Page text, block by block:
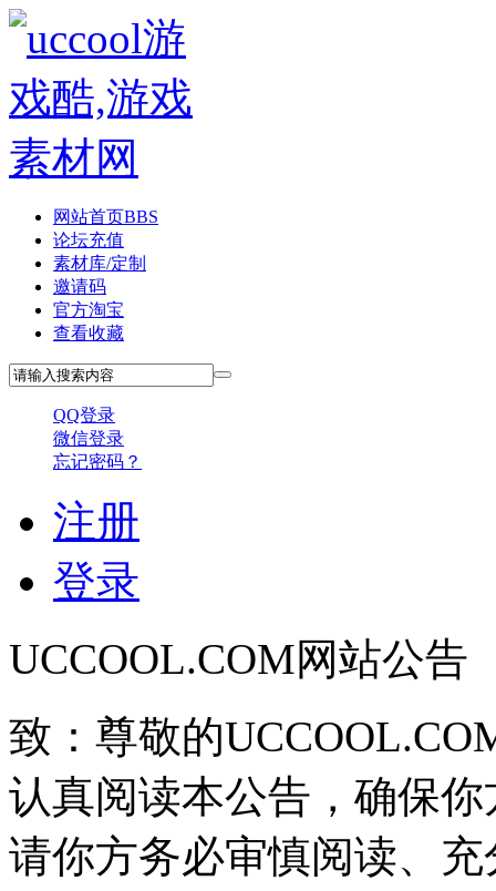
网站首页BBS
论坛充值
素材库/定制
邀请码
官方淘宝
查看收藏
QQ登录
微信登录
忘记密码？
注册
登录
UCCOOL.COM网站公告
致：尊敬的
认真阅读本公告，确保
请你方务必审慎阅读、